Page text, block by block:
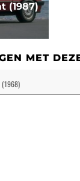
(1987)
MET
(1968)